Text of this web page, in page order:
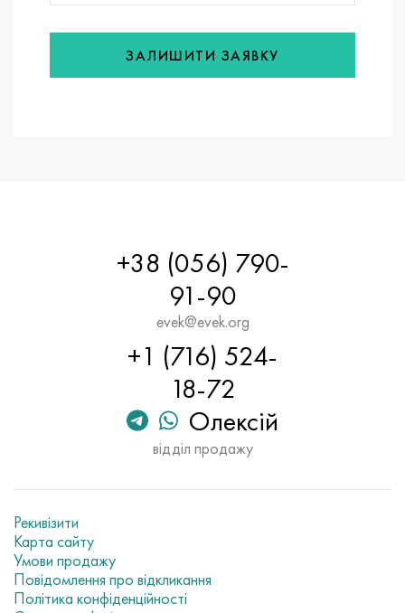
ЗАЛИШИТИ ЗАЯВКУ
+38 (056) 790-
91-90
evek@evek.org
+1 (716) 524-
18-72
Олексій
відділ продажу
Рекивізити
Карта сайту
Умови продажу
Повідомлення про відкликання
Політика конфіденційності